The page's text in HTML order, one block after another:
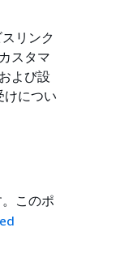
リンク
スタマ
よび設
けについ
このポ